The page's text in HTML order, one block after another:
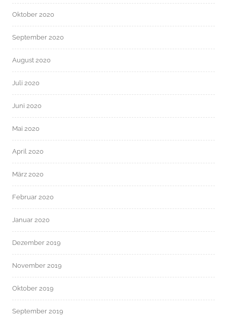
Oktober 2020
September 2020
August 2020
Juli 2020
Juni 2020
Mai 2020
April 2020
März 2020
Februar 2020
Januar 2020
Dezember 2019
November 2019
Oktober 2019
September 2019